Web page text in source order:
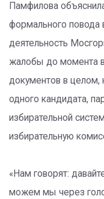
Памфилова
формального повода
деятельность
жалобы до момента
документов в
одного кандидата,
избирательной
избирательную
«Нам говорят:
можем мы через